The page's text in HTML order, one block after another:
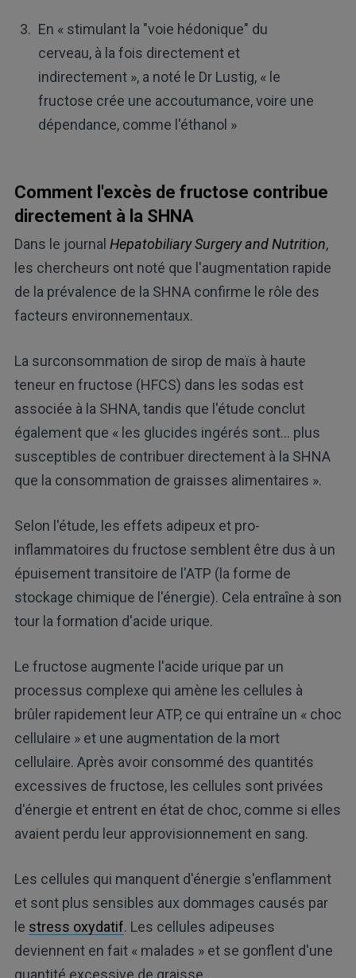
En « stimulant la "voie hédonique" du
cerveau, à la fois directement et
indirectement », a noté le Dr Lustig, « le
fructose crée une accoutumance, voire une
dépendance, comme l'éthanol »
Comment l'excès de fructose contribue
directement à la SHNA
Dans le journal Hepatobiliary Surgery and Nutrition,
les chercheurs ont noté que l'augmentation rapide
de la prévalence de la SHNA confirme le rôle des
facteurs environnementaux.
La surconsommation de sirop de maïs à haute
teneur en fructose (HFCS) dans les sodas est
associée à la SHNA, tandis que l'étude conclut
également que « les glucides ingérés sont... plus
susceptibles de contribuer directement à la SHNA
que la consommation de graisses alimentaires ».
Selon l'étude, les effets adipeux et pro-
inflammatoires du fructose semblent être dus à un
épuisement transitoire de l'ATP (la forme de
stockage chimique de l'énergie). Cela entraîne à son
tour la formation d'acide urique.
Le fructose augmente l'acide urique par un
processus complexe qui amène les cellules à
brûler rapidement leur ATP, ce qui entraîne un « choc
cellulaire » et une augmentation de la mort
cellulaire. Après avoir consommé des quantités
excessives de fructose, les cellules sont privées
d'énergie et entrent en état de choc, comme si elles
avaient perdu leur approvisionnement en sang.
Les cellules qui manquent d'énergie s'enflamment
et sont plus sensibles aux dommages causés par
le stress oxydatif. Les cellules adipeuses
deviennent en fait « malades » et se gonflent d'une
quantité excessive de graisse.